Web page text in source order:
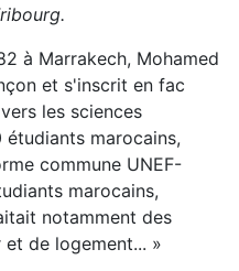
à Marrakech, Mohamed
et s'inscrit en fac
les sciences
étudiants marocains,
commune UNEF-
marocains,
notamment des
de logement... »